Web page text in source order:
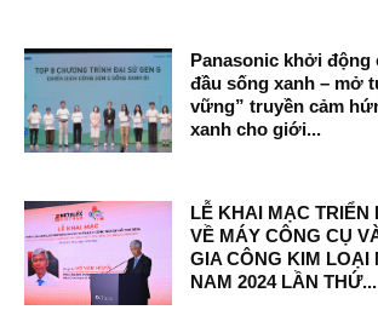
Panasonic khởi động
đầu sống xanh – mở
vững” truyền cảm
xanh cho giới...
LỄ KHAI MẠC TRIỂN
VỀ MÁY CÔNG CỤ
GIA CÔNG KIM LOẠI
NAM 2024 LẦN THỨ...